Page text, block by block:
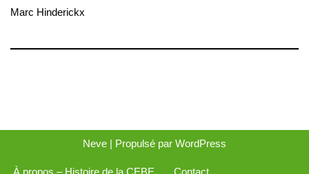
Marc Hinderickx
Neve | Propulsé par WordPress
À propos – Histoire de la CEBE Contact